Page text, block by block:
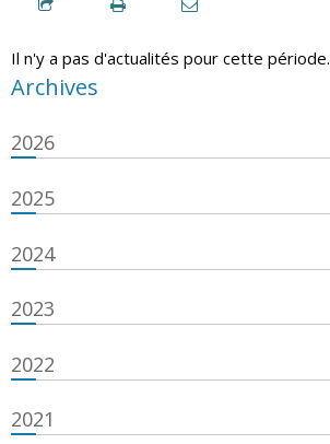
Il n'y a pas d'actualités pour cette période.
Archives
2026
2025
2024
2023
2022
2021